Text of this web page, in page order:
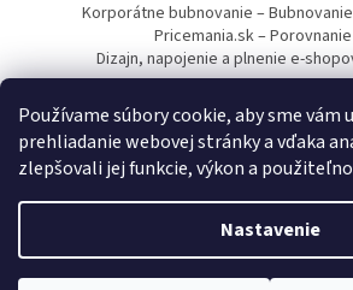
Používame súbory cookie, aby sme
prehliadanie webovej stránky a vďaka
zlepšovali jej funkcie, výkon a
Nastavenie
Korporátne bubnovanie –
Pricemania.sk –
Dizajn, napojenie a plnenie e-